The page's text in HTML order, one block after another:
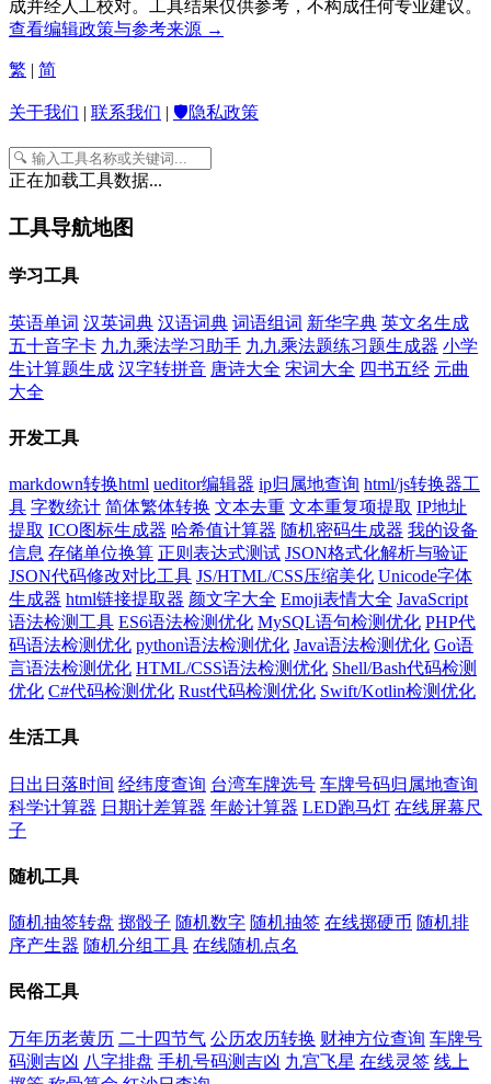
成并经人工校对。工具结果仅供参考，不构成任何专业建议。
查看编辑政策与参考来源 →
繁 | 简
关于我们 | 联系我们 | 🛡️隐私政策
正在加载工具数据...
工具导航地图
学习工具
英语单词 汉英词典 汉语词典 词语组词 新华字典 英文名生成
五十音字卡 九九乘法学习助手 九九乘法题练习题生成器 小学
生计算题生成 汉字转拼音 唐诗大全 宋词大全 四书五经 元曲
大全
开发工具
markdown转换html ueditor编辑器 ip归属地查询 html/js转换器工
具 字数统计 简体繁体转换 文本去重 文本重复项提取 IP地址
提取 ICO图标生成器 哈希值计算器 随机密码生成器 我的设备
信息 存储单位换算 正则表达式测试 JSON格式化解析与验证
JSON代码修改对比工具 JS/HTML/CSS压缩美化 Unicode字体
生成器 html链接提取器 颜文字大全 Emoji表情大全 JavaScript
语法检测工具 ES6语法检测优化 MySQL语句检测优化 PHP代
码语法检测优化 python语法检测优化 Java语法检测优化 Go语
言语法检测优化 HTML/CSS语法检测优化 Shell/Bash代码检测
优化 C#代码检测优化 Rust代码检测优化 Swift/Kotlin检测优化
生活工具
日出日落时间 经纬度查询 台湾车牌选号 车牌号码归属地查询
科学计算器 日期计差算器 年龄计算器 LED跑马灯 在线屏幕尺
子
随机工具
随机抽签转盘 掷骰子 随机数字 随机抽签 在线掷硬币 随机排
序产生器 随机分组工具 在线随机点名
民俗工具
万年历老黄历 二十四节气 公历农历转换 财神方位查询 车牌号
码测吉凶 八字排盘 手机号码测吉凶 九宫飞星 在线灵签 线上